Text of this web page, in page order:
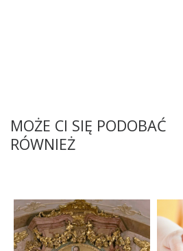
MOŻE CI SIĘ PODOBAĆ
RÓWNIEŻ